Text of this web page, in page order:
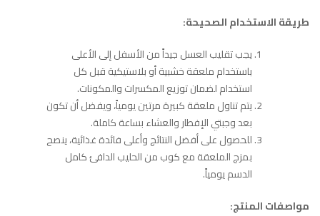
طريقة الاستخدام الصحيحة:
يجب تقليب العسل جيداً من الأسفل إلى الأعلى
باستخدام ملعقة خشبية أو بلاستيكية قبل كل
استخدام لضمان توزيع المكسرات والمكونات.
يتم تناول ملعقة كبيرة مرتين يومياً، ويفضل أن تكون
بعد وجبتي الإفطار والعشاء بساعة كاملة.
للحصول على أفضل النتائج وأعلى فائدة غذائية، ينصح
بمزج الملعقة مع كوب من الحليب الدافئ كامل
الدسم يومياً.
مواصفات المنتج: